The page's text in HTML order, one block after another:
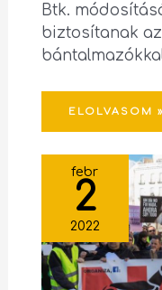
Btk.
biztosítanak
ELOLVASOM »
febr
2
2022